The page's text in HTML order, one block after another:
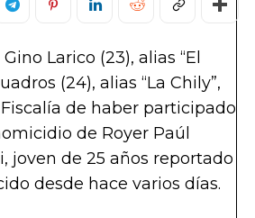
Larico (23), alias “El
(24), alias “La Chily”,
de haber participado
de Royer Paúl
joven de 25 años reportado
desde hace varios días.